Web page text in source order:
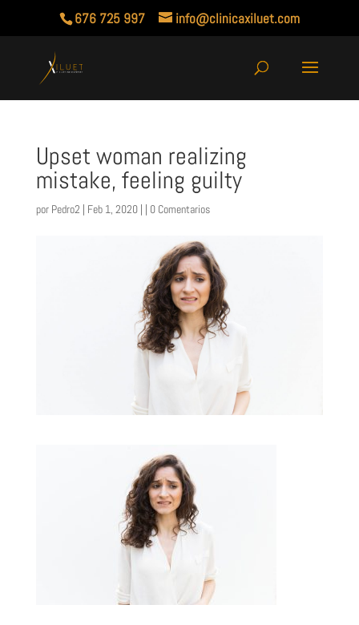
676 725 997 info@clinicaxiluet.com
Upset woman realizing
mistake, feeling guilty
por Pedro2 | Feb 1, 2020 | | 0 Comentarios